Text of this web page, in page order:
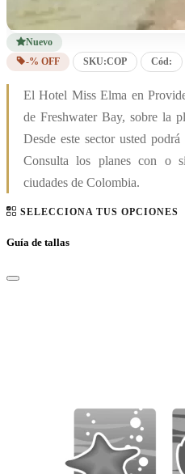
Nuevo
-% OFF
SKU:COP Cód:
El Hotel Miss Elma en
de Freshwater Bay, sobre la
Desde este sector usted
Consulta los planes con o
ciudades de Colombia.
SELECCIONA TUS OPCIONES
Guía de tallas